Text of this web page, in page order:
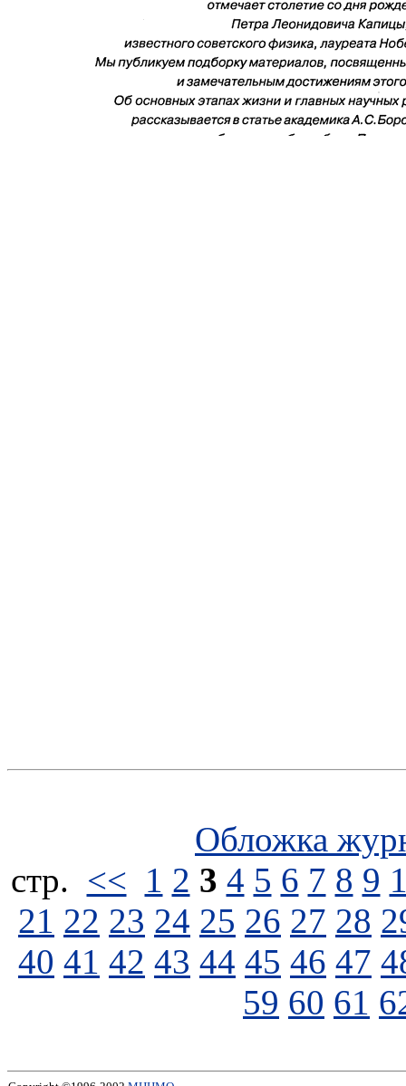
Обложка
стp. << 1 2 3 4 5 6 7 8 9
21 22 23 24 25 26 27 28
40 41 42 43 44 45 46 47
59 60 61